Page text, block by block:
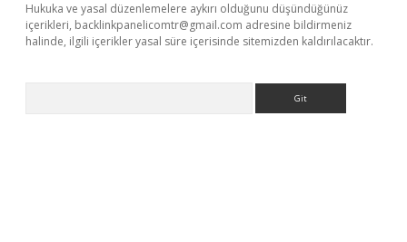
Hukuka ve yasal düzenlemelere aykırı olduğunu düşündüğünüz
içerikleri, backlinkpanelicomtr@gmail.com adresine bildirmeniz
halinde, ilgili içerikler yasal süre içerisinde sitemizden kaldırılacaktır.